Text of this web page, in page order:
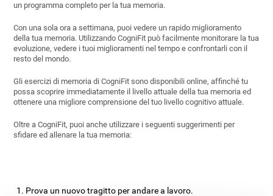
un programma completo per la tua memoria.
Con una sola ora a settimana, puoi vedere un rapido miglioramento
della tua memoria. Utilizzando CogniFit può facilmente monitorare la tua
evoluzione, vedere i tuoi miglioramenti nel tempo e confrontarli con il
resto del mondo.
Gli esercizi di memoria di CogniFit sono disponibili online, affinché tu
possa scoprire immediatamente il livello attuale della tua memoria ed
ottenere una migliore comprensione del tuo livello cognitivo attuale.
Oltre a CogniFit, puoi anche utilizzare i seguenti suggerimenti per
sfidare ed allenare la tua memoria:
Prova un nuovo tragitto per andare a lavoro.